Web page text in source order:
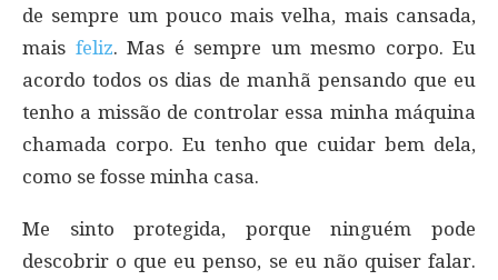
de sempre um pouco mais velha, mais cansada,
mais feliz. Mas é sempre um mesmo corpo. Eu
acordo todos os dias de manhã pensando que eu
tenho a missão de controlar essa minha máquina
chamada corpo. Eu tenho que cuidar bem dela,
como se fosse minha casa.
Me sinto protegida, porque ninguém pode
descobrir o que eu penso, se eu não quiser falar.